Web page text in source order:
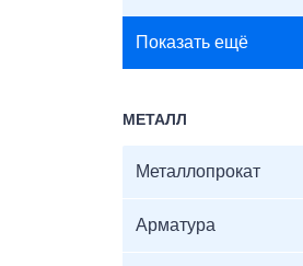
Показать ещё
МЕТАЛЛ
Металлопрокат
Арматура